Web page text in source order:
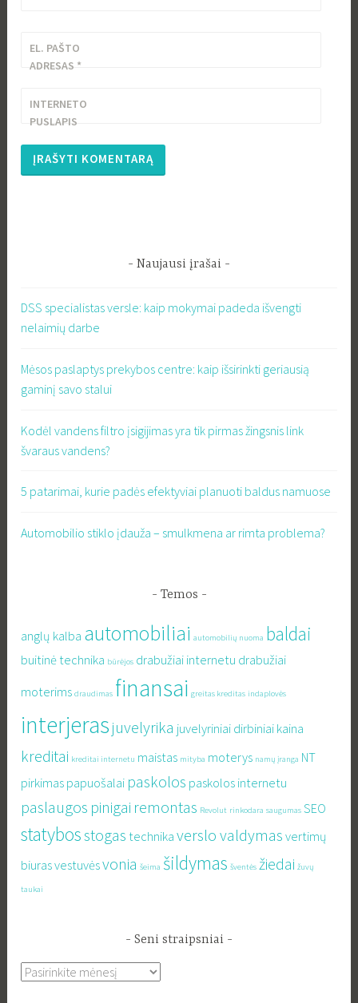
EL. PAŠTO
ADRESAS *
INTERNETO
PUSLAPIS
Naujausi įrašai
DSS specialistas versle: kaip mokymai padeda išvengti
nelaimių darbe
Mėsos paslaptys prekybos centre: kaip išsirinkti geriausią
gaminį savo stalui
Kodėl vandens filtro įsigijimas yra tik pirmas žingsnis link
švaraus vandens?
5 patarimai, kurie padės efektyviai planuoti baldus namuose
Automobilio stiklo įdauža – smulkmena ar rimta problema?
Temos
anglų kalba automobiliai automobilių nuoma baldai
buitinė technika būrėjos drabužiai internetu drabužiai
moterims draudimas finansai greitas kreditas indaplovės
interjeras juvelyrika juvelyriniai dirbiniai kaina
kreditai kreditai internetu maistas mityba moterys namų įranga NT
pirkimas papuošalai paskolos paskolos internetu
paslaugos pinigai remontas Revolut rinkodara saugumas SEO
statybosstogas technika verslo valdymas vertimų
biurasvestuvėsvonia šeima šildymas šventės žiedai žuvų
taukai
Seni straipsniai
Seni